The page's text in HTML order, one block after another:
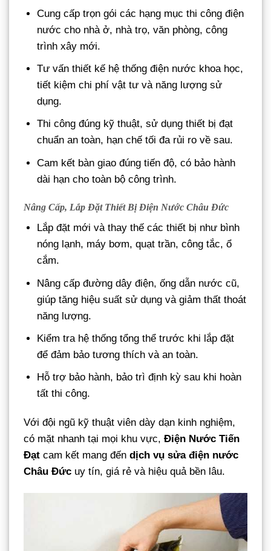
Cung cấp trọn gói các hạng mục thi công điện
nước cho nhà ở, nhà trọ, văn phòng, công
trình xây mới.
Tư vấn thiết kế hệ thống điện nước khoa học,
tiết kiệm chi phí vật tư và năng lượng sử
dụng.
Thi công đúng kỹ thuật, sử dụng thiết bị đạt
chuẩn an toàn, hạn chế tối đa rủi ro về sau.
Cam kết bàn giao đúng tiến độ, có bảo hành
dài hạn cho toàn bộ công trình.
Nâng Cấp, Lắp Đặt Thiết Bị Điện Nước Châu Đức
Lắp đặt mới và thay thế các thiết bị như bình
nóng lạnh, máy bơm, quạt trần, công tắc, ổ
cắm.
Nâng cấp đường dây điện, ống dẫn nước cũ,
giúp tăng hiệu suất sử dụng và giảm thất thoát
năng lượng.
Kiểm tra hệ thống tổng thể trước khi lắp đặt
để đảm bảo tương thích và an toàn.
Hỗ trợ bảo hành, bảo trì định kỳ sau khi hoàn
tất thi công.
Với đội ngũ kỹ thuật viên dày dạn kinh nghiệm,
có mặt nhanh tại mọi khu vực, Điện Nước Tiến
Đạt cam kết mang đến dịch vụ sửa điện nước
Châu Đức uy tín, giá rẻ và hiệu quả bền lâu.